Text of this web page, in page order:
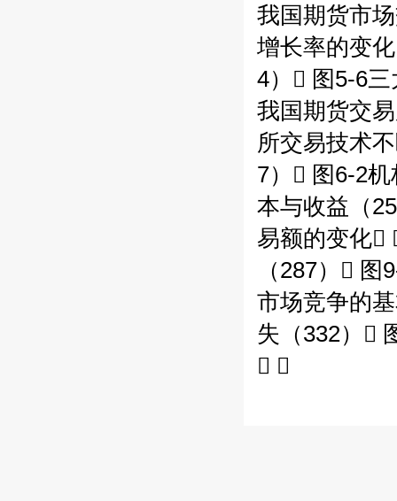
我国期货市
增长率的变
4） 图5-6
我国期货交
所交易技术
7） 图6-2
本与收益（
易额的变化
（287）
市场竞争的
失（332）
 